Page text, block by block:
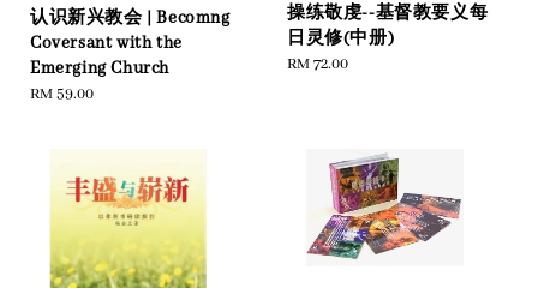
认识新兴教会 | Becomng
Coversant with the
Emerging Church
Regular
RM 59.00
操练敬虔--基督教要义每
日灵修(中册)
Regular
RM 72.00